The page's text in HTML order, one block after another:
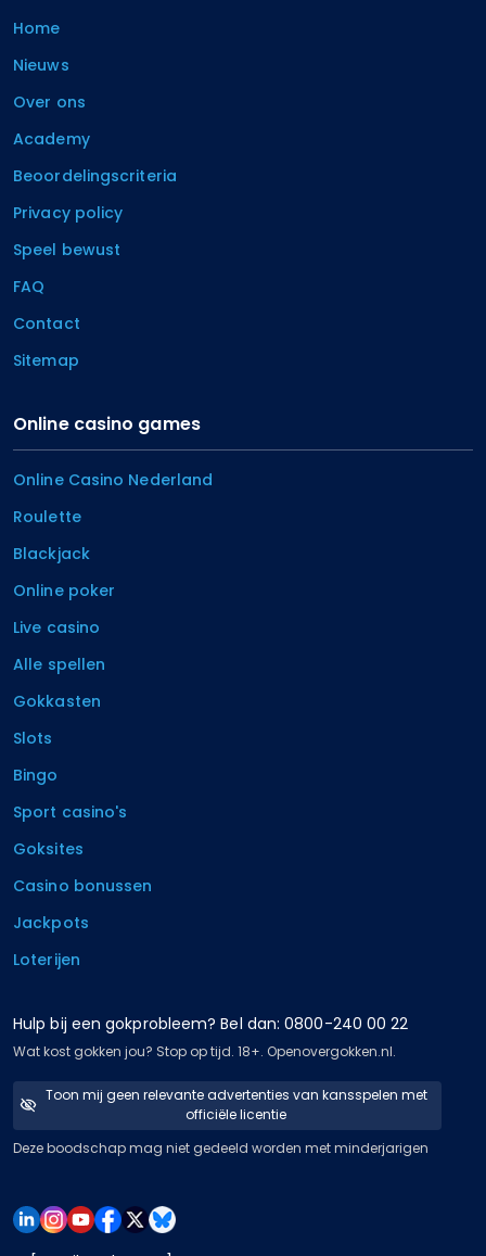
Home
Nieuws
Over ons
Academy
Beoordelingscriteria
Privacy policy
Speel bewust
FAQ
Contact
Sitemap
Online casino games
Online Casino Nederland
Roulette
Blackjack
Online poker
Live casino
Alle spellen
Gokkasten
Slots
Bingo
Sport casino's
Goksites
Casino bonussen
Jackpots
Loterijen
Hulp bij een gokprobleem? Bel dan: 0800-240 00 22
Wat kost gokken jou? Stop op tijd. 18+. Openovergokken.nl.
Toon mij geen relevante advertenties van kansspelen met
officiële licentie
Deze boodschap mag niet gedeeld worden met minderjarigen